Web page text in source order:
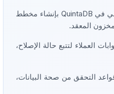
يمكن للمؤسسات الآن وصف سير العمل الخاص بها بلغة طبيعية بسيطة، وسيقوم مساعد الذكاء الاصطناعي في QuintaDB بإنشاء مخطط
المعقد.
العملاء لتتبع حالة الإصلاح،
التحقق من صحة البيانات،